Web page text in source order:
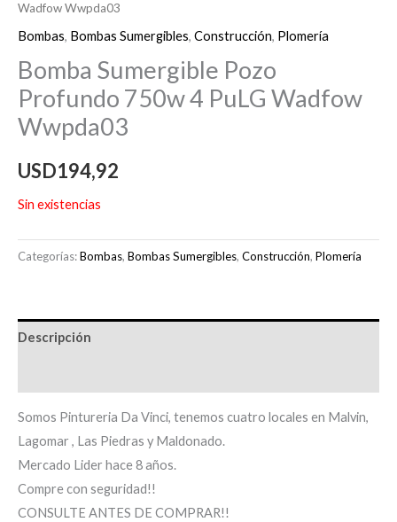
Wadfow Wwpda03
Bombas, Bombas Sumergibles, Construcción, Plomería
Bomba Sumergible Pozo
Profundo 750w 4 PuLG Wadfow
Wwpda03
USD194,92
Sin existencias
Categorías:Bombas, Bombas Sumergibles, Construcción, Plomería
Descripción
Somos Pintureria Da Vinci, tenemos cuatro locales en Malvin,
Lagomar , Las Piedras y Maldonado.
Mercado Lider hace 8 años.
Compre con seguridad!!
CONSULTE ANTES DE COMPRAR!!